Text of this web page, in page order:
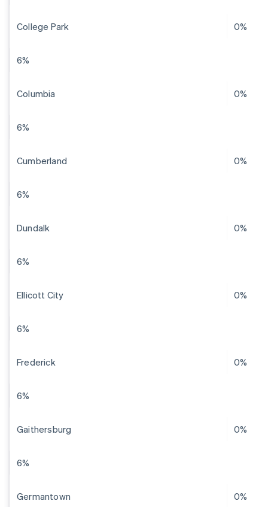
College Park 0%
6%
Columbia 0%
6%
Cumberland 0%
6%
Dundalk 0%
6%
Ellicott City 0%
6%
Frederick 0%
6%
Gaithersburg 0%
6%
Germantown 0%